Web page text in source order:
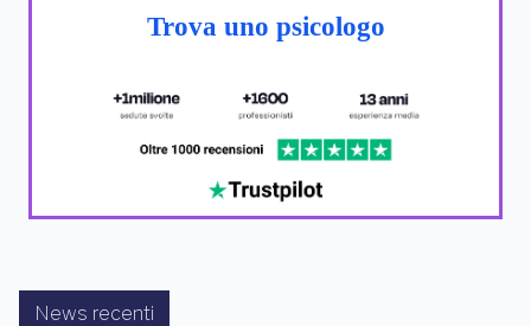
Trova uno psicologo
News recenti